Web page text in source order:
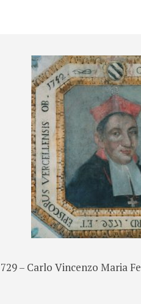
– Carlo Vincenzo Maria